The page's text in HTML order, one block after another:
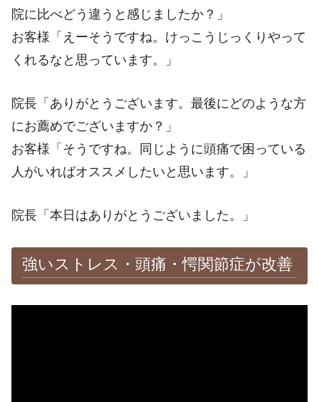
院に比べどう違うと感じましたか？」
お客様「えーそうですね。けっこうじっくりやって
くれるなと思っています。」
院長「ありがとうございます。最後にどのような方
にお薦めでございますか？」
お客様「そうですね。同じように頭痛で困っている
人がいればオススメしたいと思います。」
院長「本日はありがとうございました。」
強いストレス・頭痛・愕関節症が改善